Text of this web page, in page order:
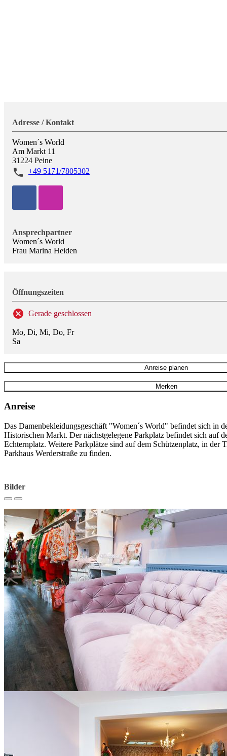
Anreise
Das Damenbekleidungsgeschäft "Women´s World" befindet sich in
Historischen Markt. Der nächstgelegene Parkplatz befindet sich auf
Echternplatz. Weitere Parkplätze sind auf dem Schützenplatz, in der
Parkhaus Werderstraße zu finden.
Bilder
Adresse / Kontakt
Women´s World
Am Markt 11
31224 Peine
+49 5171/7805302
Ansprechpartner
Women´s World
Frau Marina Heiden
Öffnungszeiten
Gerade geschlossen
Mo, Di, Mi, Do, Fr
Sa
Anreise planen
Merken